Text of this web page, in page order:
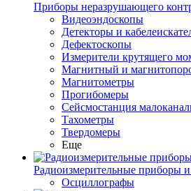
Приборы неразрушающего
Видеоэндоскопы
Детекторы и
Дефектоскопы
Измерители крутящего
Магнитный и
Магнитометры
Прогибомеры
Сейсмостанция
Тахометры
Твердомеры
Еще
Радиоизмерительные приборы
Осциллографы